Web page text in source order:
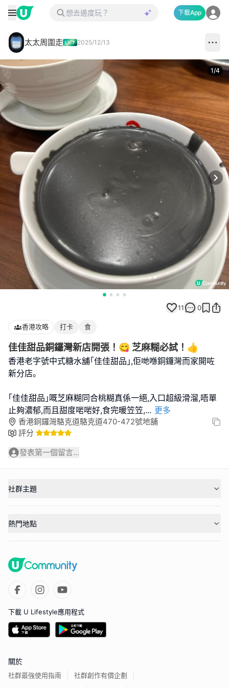
下載App
太太周圍走 2025/12/13
1/4
11 0
香港攻略 打卡 食
佳佳甜品銅鑼灣新店開張！😋 芝麻糊必試！👍
香港老字號中式糖水舖｢佳佳甜品｣,佢哋喺銅鑼灣而家開咗
新分店｡
｢佳佳甜品｣嘅芝麻糊同合桃糊真係一絕,入口超級滑溜,唔單
止夠濃郁,而且甜度啱啱好,食完暖笠笠,... 更多
香港銅鑼灣駱克道駱克道470-472號地舖
評分
發表第一個留言...
社群主題
熱門地點
下載 U Lifestyle應用程式
關於
社群最強使用指南
社群創作有價企劃